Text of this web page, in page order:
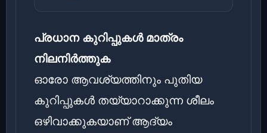
പ്രധാന കുറിപ്പുകൾ മാത്രം
നിലനിർത്തുക
ഓരോ ആവശ്യത്തിനും പുതിയ
കുറിപ്പുകൾ തയ്യാറാക്കുന്ന ശീലം
ഒഴിവാക്കുകയാണ് ആദ്യം